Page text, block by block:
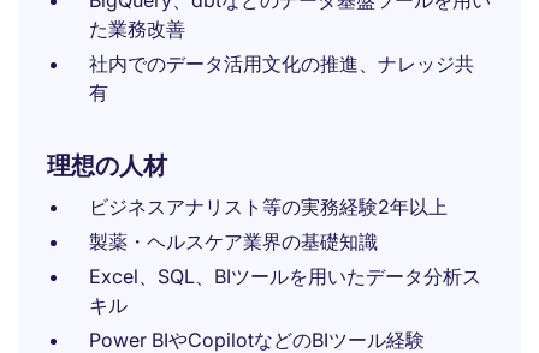
た業務改善
社内でのデータ活用文化の推進、ナレッジ共
有
理想の人材
ビジネスアナリスト等の実務経験2年以上
製薬・ヘルスケア業界の基礎知識
Excel、SQL、BIツールを用いたデータ分析ス
キル
Power BIやCopilotなどのBIツール経験